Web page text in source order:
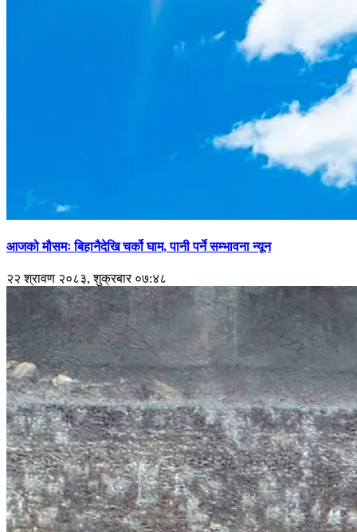
आजको मौसमः बिहानैदेखि चर्को घाम, पानी पर्ने सम्भावना न्यून
२२ श्रावण २०८३, शुक्रबार ०७:४८